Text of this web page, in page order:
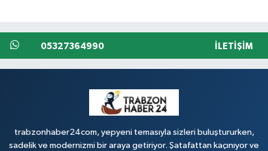
05327364990 İLETIŞIM
trabzonhaber24com, yepyeni temasıyla sizleri buluştururken,
sadelik ve modernizmi bir araya getiriyor. Şatafattan kaçınıyor ve